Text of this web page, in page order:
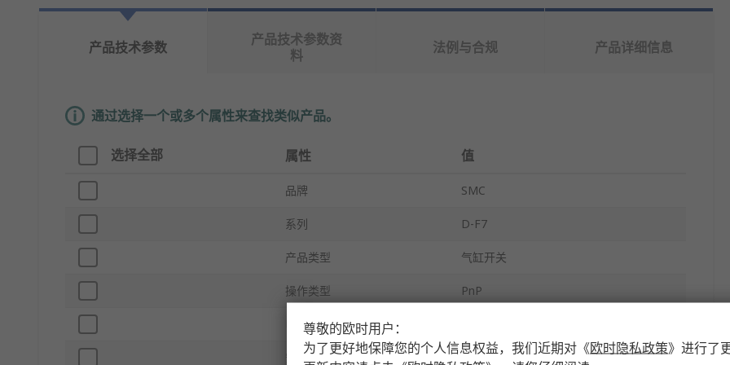
产品技术参数
产品技术参数资
料
法例与合规 产品详细信息
通过选择一个或多个属性来查找类似产品。
选择全部 属性 值
品牌 SMC
系列 D-F7
产品类型 气缸开关
操作类型 PnP
电气连接类型
安装类型 导轨
尊敬的欧时用户：
为了更好地保障您的个人信息权益，我们近期对 《欧时隐私政策》 进行了